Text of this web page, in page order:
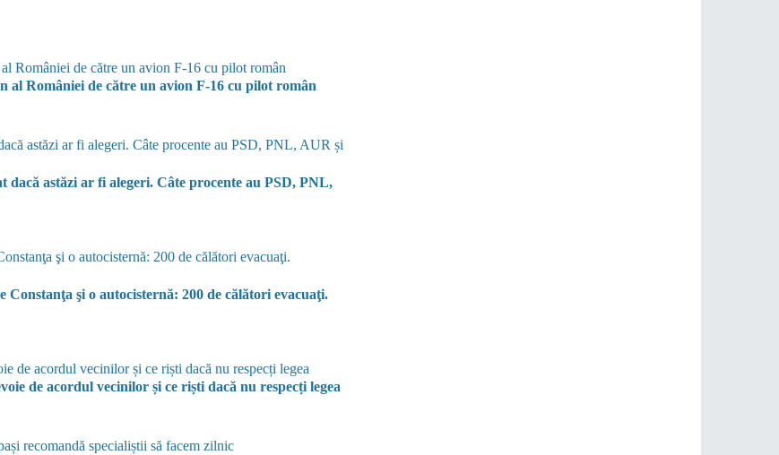
României de către un avion F-16 cu pilot român
astăzi ar fi alegeri. Câte procente au PSD, PNL,
şi o autocisternă: 200 de călători evacuaţi.
de acordul vecinilor și ce riști dacă nu respecți legea